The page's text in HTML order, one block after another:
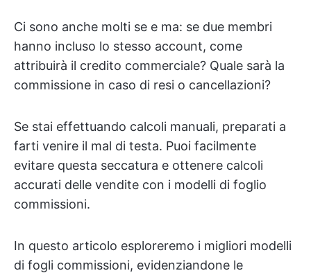
Ci sono anche molti se e ma: se due membri
hanno incluso lo stesso account, come
attribuirà il credito commerciale? Quale sarà la
commissione in caso di resi o cancellazioni?
Se stai effettuando calcoli manuali, preparati a
farti venire il mal di testa. Puoi facilmente
evitare questa seccatura e ottenere calcoli
accurati delle vendite con i modelli di foglio
commissioni.
In questo articolo esploreremo i migliori modelli
di fogli commissioni, evidenziandone le